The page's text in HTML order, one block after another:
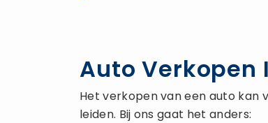
Auto Verkopen
Het verkopen van een auto kan
leiden. Bij ons gaat het anders: